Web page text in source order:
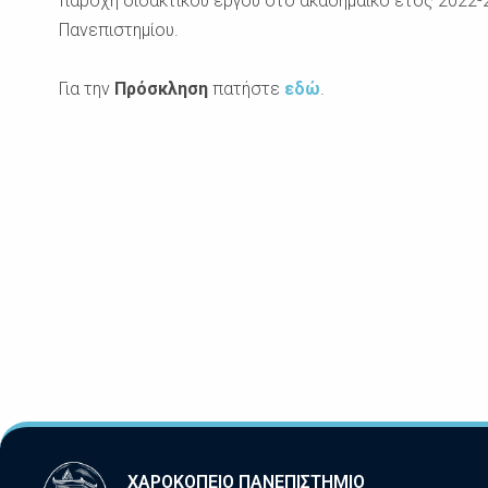
Πανεπιστημίου.
Για την Πρόσκλησηπατήστε εδώ.
ΧΑΡΟΚΟΠΕΙΟ ΠΑΝΕΠΙΣΤΗΜΙΟ